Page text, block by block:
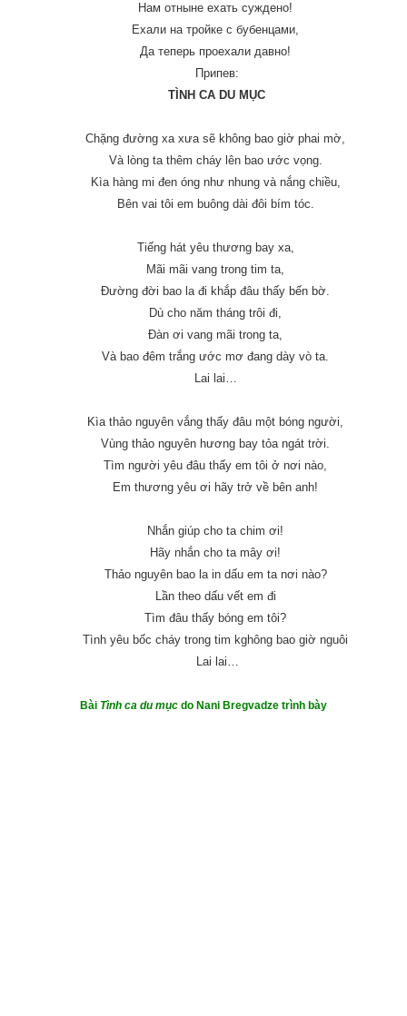
Нам отныне ехать суждено!
Ехали на тройке с бубенцами,
Да теперь проехали давно!
Припев:
TÌNH CA DU MỤC
Chặng đường xa xưa sẽ không bao giờ phai mờ,
Và lòng ta thêm cháy lên bao ước vọng.
Kìa hàng mi đen óng như nhung và nắng chiều,
Bên vai tôi em buông dài đôi bím tóc.
Tiếng hát yêu thương bay xa,
Mãi mãi vang trong tim ta,
Đường đời bao la đi khắp đâu thấy bến bờ.
Dù cho năm tháng trôi đi,
Đàn ơi vang mãi trong ta,
Và bao đêm trắng ước mơ đang dày vò ta.
Lai lai…
Kìa thảo nguyên vắng thấy đâu một bóng người,
Vùng thảo nguyên hương bay tỏa ngát trời.
Tìm người yêu đâu thấy em tôi ở nơi nào,
Em thương yêu ơi hãy trở về bên anh!
Nhắn giúp cho ta chim ơi!
Hãy nhắn cho ta mây ơi!
Thảo nguyên bao la in dấu em ta nơi nào?
Lần theo dấu vết em đi
Tìm đâu thấy bóng em tôi?
Tình yêu bốc cháy trong tim kghông bao giờ nguôi
Lai lai…
Bài Tình ca du mục do Nani Bregvadze trình bày